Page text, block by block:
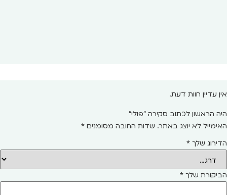
אין עדיין חוות דעת.
היה הראשון לכתוב סקירה “פולי”
האימייל לא יוצג באתר. שדות החובה מסומנים *
הדירוג שלך *
הביקורת שלך *